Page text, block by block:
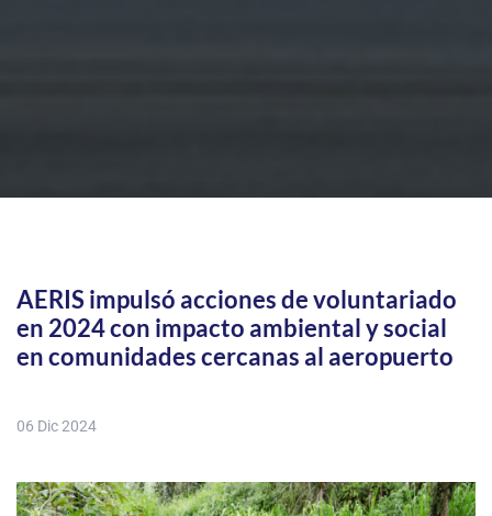
AERIS impulsó acciones de voluntariado
en 2024 con impacto ambiental y social
en comunidades cercanas al aeropuerto
06 Dic 2024